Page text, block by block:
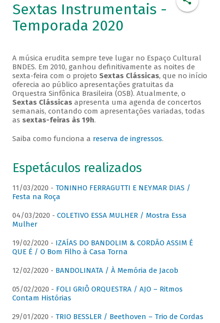
Sextas Instrumentais -
Temporada 2020
A música erudita sempre teve lugar no Espaço Cultural
BNDES. Em 2010, ganhou definitivamente as noites de
sexta-feira com o projeto Sextas Clássicas, que no início
oferecia ao público apresentações gratuitas da
Orquestra Sinfônica Brasileira (OSB). Atualmente, o
Sextas Clássicasapresenta uma agenda de concertos
semanais, contando com apresentações variadas, todas
as sextas-feiras às 19h.
Saiba como funciona a reserva de ingressos.
Espetáculos realizados
11/03/2020 - TONINHO FERRAGUTTI E NEYMAR DIAS /
Festa na Roça
04/03/2020 - COLETIVO ESSA MULHER / Mostra Essa
Mulher
19/02/2020 - IZAÍAS DO BANDOLIM & CORDÃO ASSIM É
QUE É / O Bom Filho à Casa Torna
12/02/2020 - BANDOLINATA / À Memória de Jacob
05/02/2020 - FOLI GRIÔ ORQUESTRA / AJO – Ritmos
Contam Histórias
29/01/2020 - TRIO BESSLER / Beethoven – Trio de Cordas